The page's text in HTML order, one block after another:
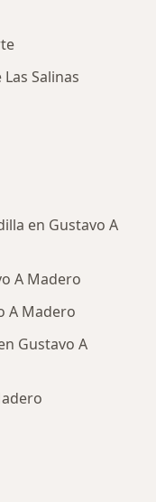
Salinas
en Gustavo A
A Madero
A Madero
Gustavo A